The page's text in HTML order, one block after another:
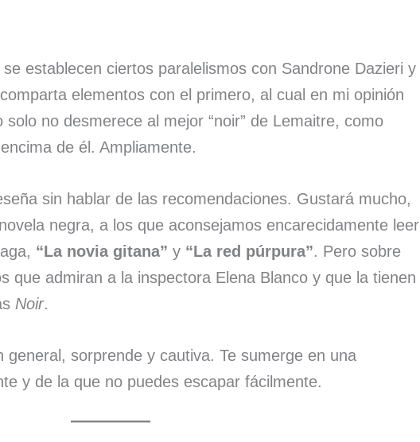
establecen ciertos paralelismos con Sandrone Dazieri y
elementos con el primero, al cual en mi opinión
no desmerece al mejor “noir” de Lemaitre, como
de él. Ampliamente.
sin hablar de las recomendaciones. Gustará mucho,
negra, a los que aconsejamos encarecidamente leer
“La novia gitana” y “La red púrpura”. Pero sobre
que admiran a la inspectora Elena Blanco y que la tienen
Noir.
general, sorprende y cautiva. Te sumerge en una
y de la que no puedes escapar fácilmente.